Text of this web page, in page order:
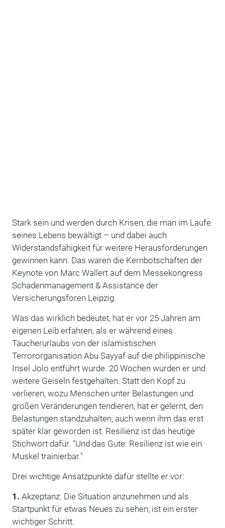
Stark sein und werden durch Krisen, die man im Laufe
seines Lebens bewältigt – und dabei auch
Widerstandsfähigkeit für weitere Herausforderungen
gewinnen kann: Das waren die Kernbotschaften der
Keynote von Marc Wallert auf dem Messekongress
Schadenmanagement & Assistance der
Versicherungsforen Leipzig.
Was das wirklich bedeutet, hat er vor 25 Jahren am
eigenen Leib erfahren, als er während eines
Taucherurlaubs von der islamistischen
Terrororganisation Abu Sayyaf auf die philippinische
Insel Jolo entführt wurde. 20 Wochen wurden er und
weitere Geiseln festgehalten. Statt den Kopf zu
verlieren, wozu Menschen unter Belastungen und
großen Veränderungen tendieren, hat er gelernt, den
Belastungen standzuhalten, auch wenn ihm das erst
später klar geworden ist. Resilienz ist das heutige
Stichwort dafür. "Und das Gute: Resilienz ist wie ein
Muskel trainierbar."
Drei wichtige Ansatzpunkte dafür stellte er vor:
1. Akzeptanz: Die Situation anzunehmen und als
Startpunkt für etwas Neues zu sehen, ist ein erster
wichtiger Schritt.